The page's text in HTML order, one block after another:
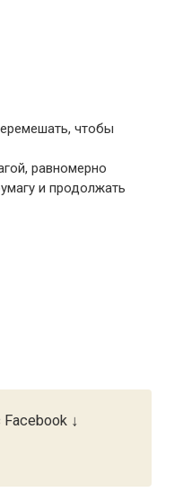
чтобы
равномерно
и продолжать
↓